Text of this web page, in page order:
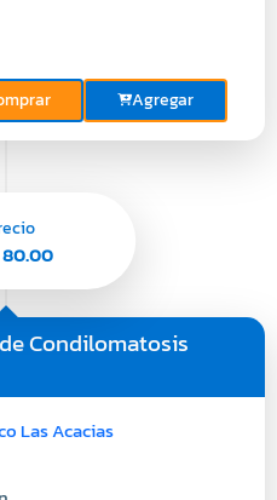
Agregar
Condilomatosis
Las Acacias
80.00